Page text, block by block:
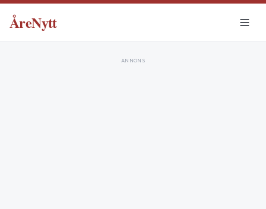
ÅreNytt
ANNONS